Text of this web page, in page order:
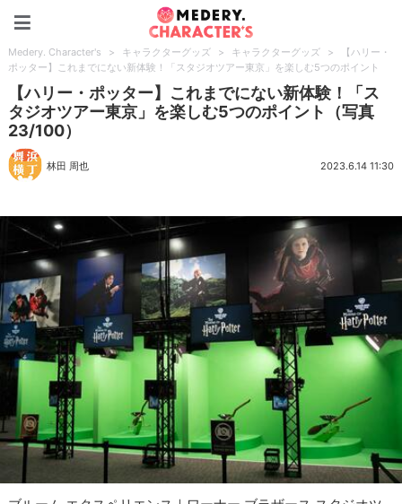
Medery. Character's > キャラクターグッズ > キャラクターグッズ >
【ハリー・
ポッター】これまでにない新体験！「スタジオツアー東京」を楽しむ5つのポイント
【ハリー・ポッター】これまでにない新体験！「ス
タジオツアー東京」を楽しむ5つのポイント（写真
23/100）
林田 周也 2023.6.14 11:30